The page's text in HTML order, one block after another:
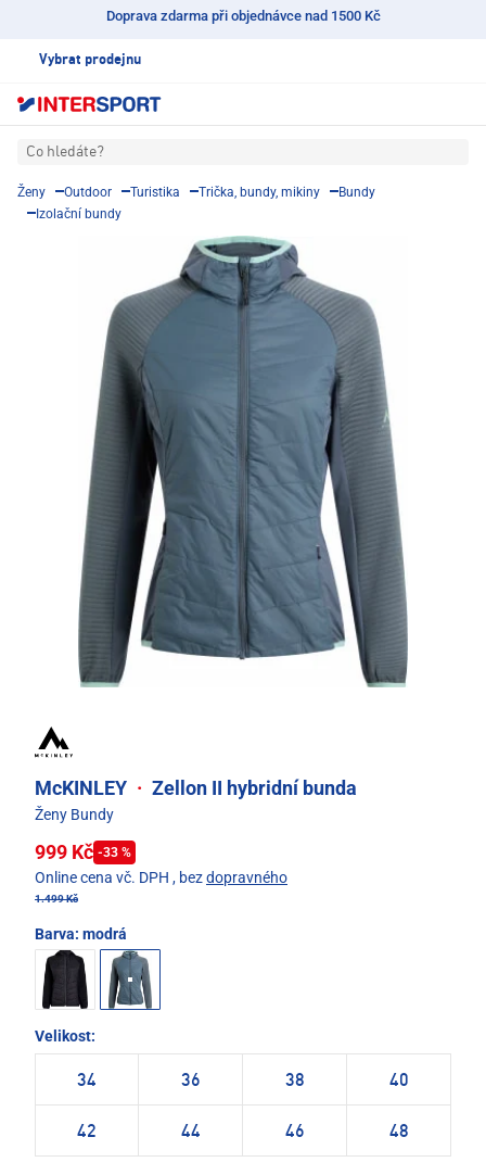
Doprava zdarma při objednávce nad 1500 Kč
Vybrat prodejnu
Co hledáte?
Ženy Outdoor Turistika Trička, bundy, mikiny
Bundy
Izolační bundy
McKINLEY · Zellon II hybridní bunda
Ženy Bundy
999 Kč -33 %
Online cena vč. DPH , bezdopravného
1.499 Kč
Barva: modrá
Velikost:
34 36 38 40
42 44 46 48